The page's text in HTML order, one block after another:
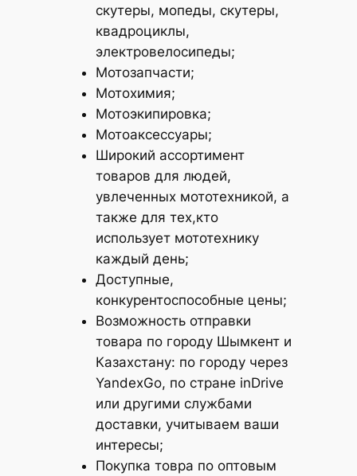
скутеры, мопеды, скутеры,
квадроциклы,
электровелосипеды;
Мотозапчасти;
Мотохимия;
Мотоэкипировка;
Мотоаксессуары;
Широкий ассортимент
товаров для людей,
увлеченных мототехникой, а
также для тех,кто
использует мототехнику
каждый день;
Доступные,
конкурентоспособные цены;
Возможность отправки
товара по городу Шымкент и
Казахстану: по городу через
YandexGo, по стране inDrive
или другими службами
доставки, учитываем ваши
интересы;
Покупка товра по оптовым